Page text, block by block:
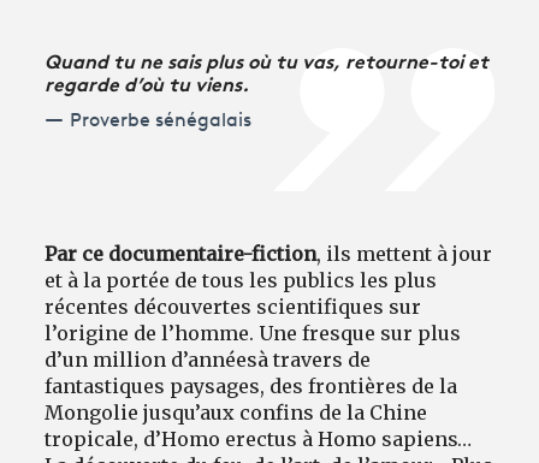
Quand tu ne sais plus où tu vas, retourne-toi et
regarde d’où tu viens.
Proverbe sénégalais
Par ce documentaire-fiction, ils mettent à jour
et à la portée de tous les publics les plus
récentes découvertes scientifiques sur
l’origine de l’homme. Une fresque sur plus
d’un million d’annéesà travers de
fantastiques paysages, des frontières de la
Mongolie jusqu’aux confins de la Chine
tropicale, d’Homo erectus à Homo sapiens…